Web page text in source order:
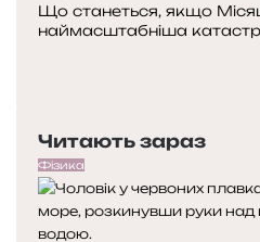
і
т
ц
е
н
е
Що станеться, якщо
наймасштабніша
р
е
д
н
я
т
у
п
н
а
Читають зараз
Фізика